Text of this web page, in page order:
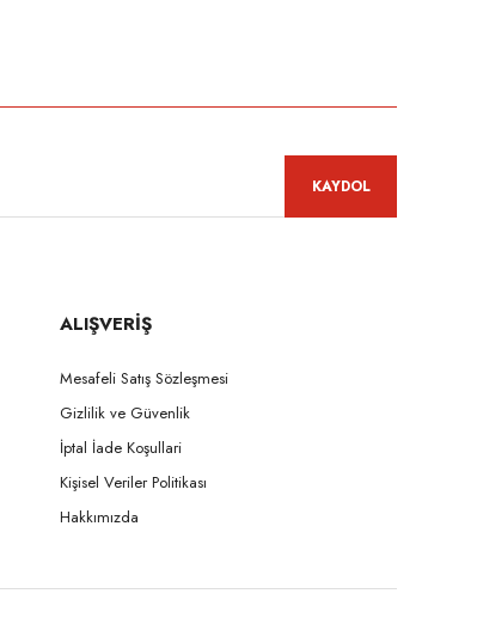
KAYDOL
ALIŞVERİŞ
Mesafeli Satış Sözleşmesi
Gizlilik ve Güvenlik
İptal İade Koşullari
Kişisel Veriler Politikası
Hakkımızda